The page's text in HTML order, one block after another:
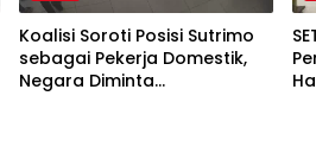
Koalisi Soroti Posisi Sutrimo
sebagai Pekerja Domestik,
Negara Diminta